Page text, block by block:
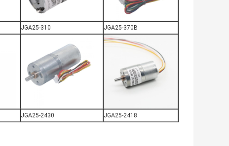
JGA25-370B
JGA25-310
JGA25-2418
JGA25-2430